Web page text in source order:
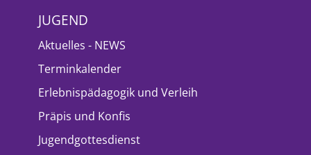
JUGEND
Aktuelles - NEWS
Terminkalender
Erlebnispädagogik und Verleih
Präpis und Konfis
Jugendgottesdienst